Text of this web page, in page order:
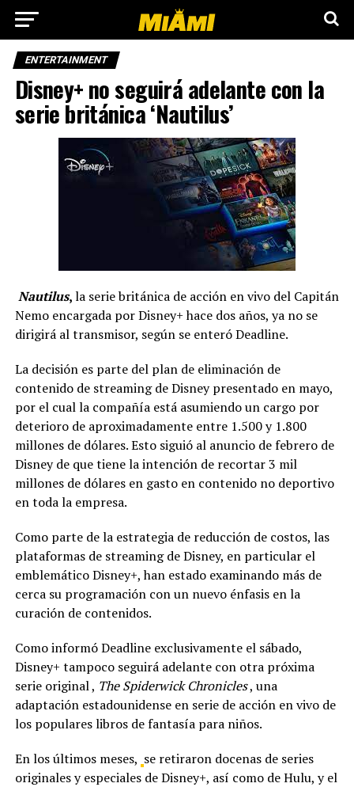
ENTERTAINMENT
Disney+ no seguirá adelante con la
serie británica ‘Nautilus’
Nautilus,la serie británica de acción en vivo del Capitán
Nemo encargada por Disney+ hace dos años, ya no se
dirigirá al transmisor, según se enteró Deadline.
La decisión es parte del plan de eliminación de
contenido de streaming de Disney presentado en mayo,
por el cual la compañía está asumiendo un cargo por
deterioro de aproximadamente entre 1.500 y 1.800
millones de dólares. Esto siguió al anuncio de febrero de
Disney de que tiene la intención de recortar 3 mil
millones de dólares en gasto en contenido no deportivo
en toda la empresa.
Como parte de la estrategia de reducción de costos, las
plataformas de streaming de Disney, en particular el
emblemático Disney+, han estado examinando más de
cerca su programación con un nuevo énfasis en la
curación de contenidos.
Como informó Deadline exclusivamente el sábado,
Disney+ tampoco seguirá adelante con otra próxima
serie original , The Spiderwick Chronicles, una
adaptación estadounidense en serie de acción en vivo de
los populares libros de fantasía para niños.
En los últimos meses, se retiraron docenas de series
originales y especiales de Disney+, así como de Hulu, y el